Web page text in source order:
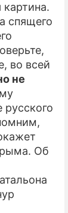
спящего
во всей
не
русского
Об